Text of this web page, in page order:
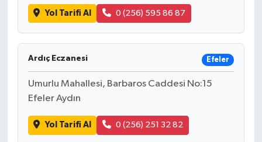
Yol Tarifi Al 0 (256) 595 86 87
Ardıç Eczanesi Efeler
Umurlu Mahallesi, Barbaros Caddesi No:15
Efeler Aydın
Yol Tarifi Al 0 (256) 251 32 82